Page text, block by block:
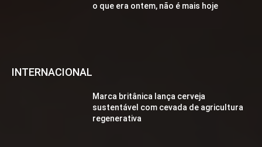
o que era ontem, não é mais hoje
INTERNACIONAL
Marca britânica lança cerveja
sustentável com cevada de agricultura
regenerativa